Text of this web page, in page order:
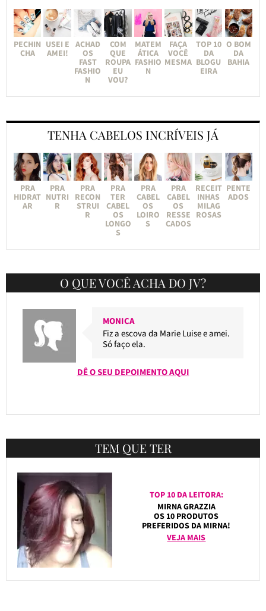
PECHIN
CHA
USEI E
AMEI!
ACHAD
OS
FAST
FASHIO
N
COM
QUE
ROUPA
EU
VOU?
MATEM
ÁTICA
FASHIO
N
FAÇA
VOCÊ
MESMA
TOP 10
DA
BLOGU
EIRA
O BOM
DA
BAHIA
TENHA CABELOS INCRÍVEIS JÁ
PRA
HIDRAT
AR
PRA
NUTRI
R
PRA
RECON
STRUI
R
PRA
TER
CABEL
OS
LONGO
S
PRA
CABEL
OS
LOIRO
S
PRA
CABEL
OS
RESSE
CADOS
RECEIT
INHAS
MILAG
ROSAS
PENTE
ADOS
O QUE VOCÊ ACHA DO JV?
MONICA
Fiz a escova da Marie Luise e amei.
Só faço ela.
DÊ O SEU DEPOIMENTO AQUI
TEM QUE TER
TOP 10 DA LEITORA:
MIRNA GRAZZIA
OS 10 PRODUTOS
PREFERIDOS DA MIRNA!
VEJA MAIS